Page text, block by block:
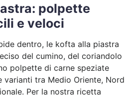
polpette
e veloci
dentro, le kofta alla piastra
del cumino, del coriandolo
polpette di carne speziate
varianti tra Medio Oriente, Nord
Per la nostra ricetta